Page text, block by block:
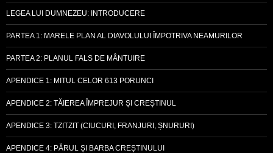
LEGEA LUI DUMNEZEU: INTRODUCERE
PARTEA 1: MARELE PLAN AL DIAVOLULUI ÎMPOTRIVA NEAMURILOR
PARTEA 2: PLANUL FALS DE MÂNTUIRE
APENDICE 1: MITUL CELOR 613 PORUNCI
APENDICE 2: TĂIEREA ÎMPREJUR ȘI CREȘTINUL
APENDICE 3: TZITZIT (CIUCURI, FRANJURI, ȘNURURI)
APENDICE 4: PĂRUL ȘI BARBA CREȘTINULUI